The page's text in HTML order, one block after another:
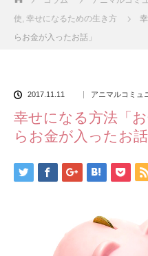
使 幸せになるための生き方
らお金が入ったお話」
2017.11.11 アニマルコミュ
幸せになる方法「
らお金が入ったお話